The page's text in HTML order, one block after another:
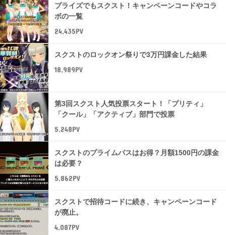
プライズでもスクスト！キャンペーンコードやコラ
ボの一覧
24,435PV
スクストのロックオン祭りで3万円課金した結果
18,989PV
第3回スクスト人気投票スタート！「プリティ」
「クール」「アクティブ」部門で投票
5,248PV
スクストのプライムパスはお得？月額1500円の課金
は必要？
5,862PV
スクストで招待コードに続き、キャンペーンコード
が廃止。
4,087PV